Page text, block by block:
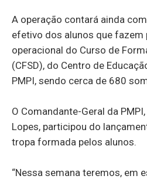
A operação contará ainda
efetivo dos alunos que fazem
operacional do Curso de
(CFSD), do Centro de
PMPI, sendo cerca de 680
O Comandante-Geral da
Lopes, participou do
tropa formada pelos alunos.
“Nessa semana teremos, em